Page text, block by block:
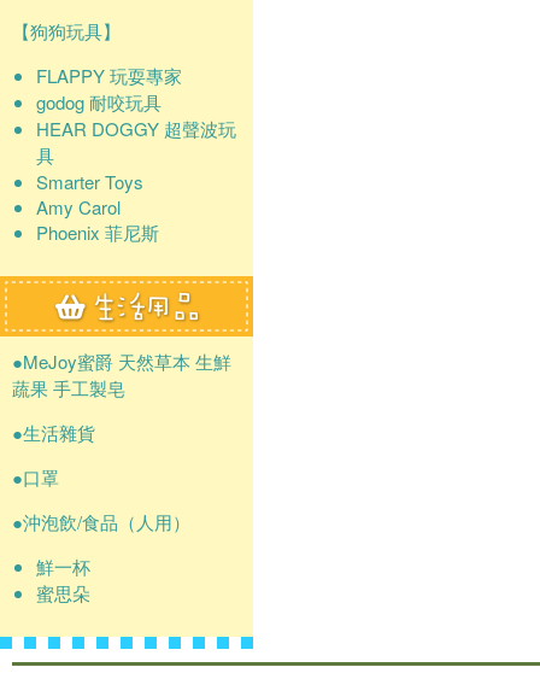
【狗狗玩具】
FLAPPY 玩耍專家
godog 耐咬玩具
HEAR DOGGY 超聲波玩
具
Smarter Toys
Amy Carol
Phoenix 菲尼斯
●MeJoy蜜爵 天然草本 生鮮
蔬果 手工製皂
●生活雜貨
●口罩
●沖泡飲/食品（人用）
鮮一杯
蜜思朵